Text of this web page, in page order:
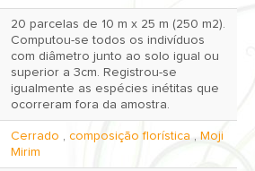
20 parcelas de 10 m x 25 m (250 m2).
Computou-se todos os indivíduos
com diâmetro junto ao solo igual ou
superior a 3cm. Registrou-se
igualmente as espécies inétitas que
ocorreram fora da amostra.
Cerrado , composição florística , Moji
Mirim